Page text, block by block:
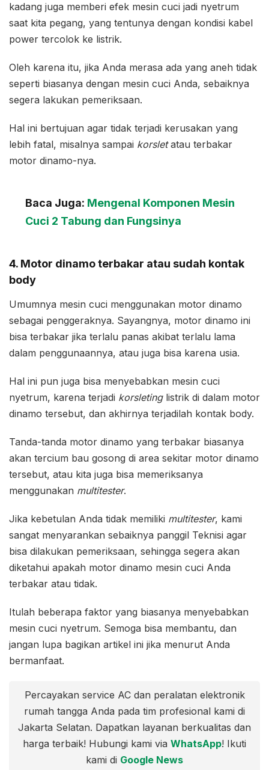
kadang juga memberi efek mesin cuci jadi nyetrum
saat kita pegang, yang tentunya dengan kondisi kabel
power tercolok ke listrik.
Oleh karena itu, jika Anda merasa ada yang aneh tidak
seperti biasanya dengan mesin cuci Anda, sebaiknya
segera lakukan pemeriksaan.
Hal ini bertujuan agar tidak terjadi kerusakan yang
lebih fatal, misalnya sampai korsletatau terbakar
motor dinamo-nya.
Baca Juga: Mengenal Komponen Mesin
Cuci 2 Tabung dan Fungsinya
4. Motor dinamo terbakar atau sudah kontak
body
Umumnya mesin cuci menggunakan motor dinamo
sebagai penggeraknya. Sayangnya, motor dinamo ini
bisa terbakar jika terlalu panas akibat terlalu lama
dalam penggunaannya, atau juga bisa karena usia.
Hal ini pun juga bisa menyebabkan mesin cuci
nyetrum, karena terjadi korsletinglistrik di dalam motor
dinamo tersebut, dan akhirnya terjadilah kontak body.
Tanda-tanda motor dinamo yang terbakar biasanya
akan tercium bau gosong di area sekitar motor dinamo
tersebut, atau kita juga bisa memeriksanya
menggunakan multitester.
Jika kebetulan Anda tidak memiliki multitester, kami
sangat menyarankan sebaiknya panggil Teknisi agar
bisa dilakukan pemeriksaan, sehingga segera akan
diketahui apakah motor dinamo mesin cuci Anda
terbakar atau tidak.
Itulah beberapa faktor yang biasanya menyebabkan
mesin cuci nyetrum. Semoga bisa membantu, dan
jangan lupa bagikan artikel ini jika menurut Anda
bermanfaat.
Percayakan service AC dan peralatan elektronik
rumah tangga Anda pada tim profesional kami di
Jakarta Selatan. Dapatkan layanan berkualitas dan
harga terbaik! Hubungi kami via WhatsApp! Ikuti
kami di Google News